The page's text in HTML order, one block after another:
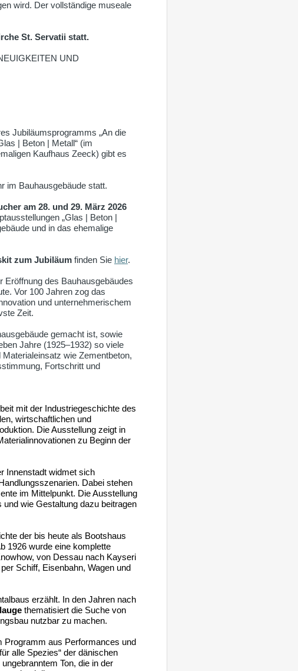
wird. Der vollständige museale
St. Servatii statt.
UND
Jubiläumsprogramms „An die
| Beton | Metall“ (im
Kaufhaus Zeeck) gibt es
im Bauhausgebäude statt.
am 28. und 29. März 2026
„Glas | Beton |
und in das ehemalige
zum Jubiläum finden Sie hier.
Eröffnung des Bauhausgebäudes
Vor 100 Jahren zog das
und unternehmerischem
Zeit.
gemacht ist, sowie
Jahre (1925–1932) so viele
wie Zementbeton,
Fortschritt und
mit der Industriegeschichte des
wirtschaftlichen und
Die Ausstellung zeigt in
zu Beginn der
Innenstadt widmet sich
Dabei stehen
im Mittelpunkt. Die Ausstellung
wie Gestaltung dazu beitragen
der bis heute als Bootshaus
1926 wurde eine komplette
von Dessau nach Kayseri
Schiff, Eisenbahn, Wagen und
erzählt. In den Jahren nach
thematisiert die Suche von
nutzbar zu machen.
Programm aus Performances und
alle Spezies“ der dänischen
Ton, die in der